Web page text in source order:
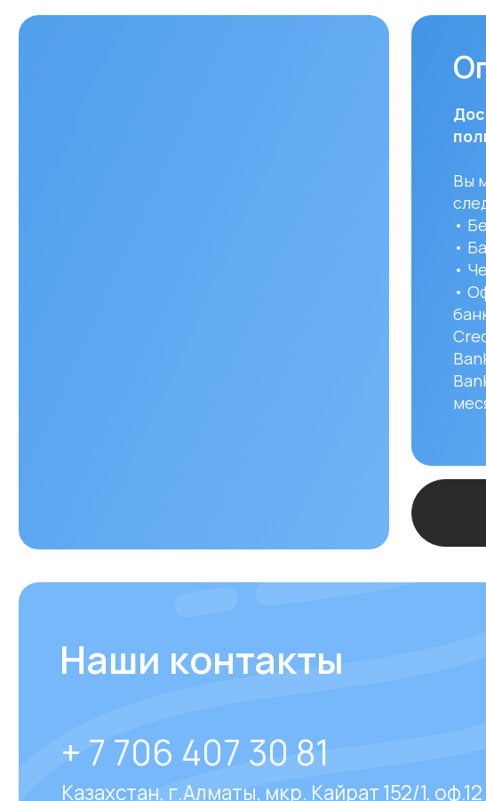
•
•
• Через
банки-
Credit
Bank,
месяцев
Казахстан, г.Алматы, мкр. Кайрат 152/1, оф.12
Отвечаем начасто